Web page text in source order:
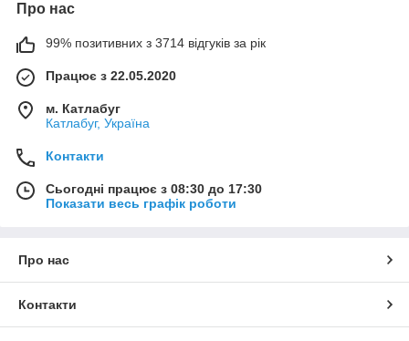
Про нас
99% позитивних з 3714 відгуків за рік
Працює з 22.05.2020
м. Катлабуг
Катлабуг, Україна
Контакти
Сьогодні працює з 08:30 до 17:30
Показати весь графік роботи
Про нас
Контакти